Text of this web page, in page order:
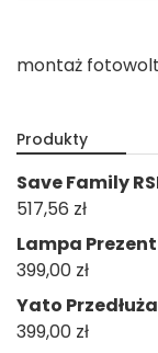
montaż
Produkty
Save Family
517,56 zł
Lampa
399,00 zł
Yato
399,00 zł